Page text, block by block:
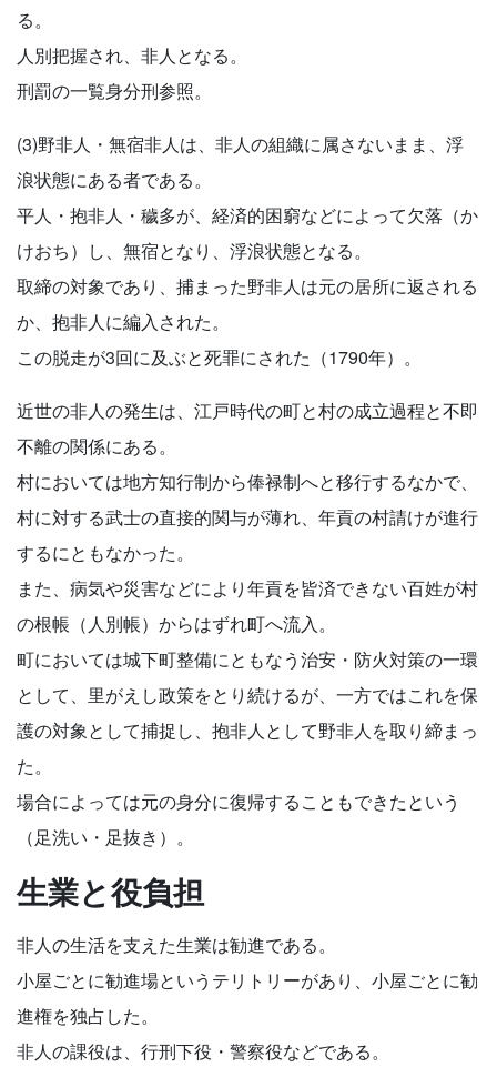
る。
人別把握され、非人となる。
刑罰の一覧身分刑参照。
(3)野非人・無宿非人は、非人の組織に属さないまま、浮
浪状態にある者である。
平人・抱非人・穢多が、経済的困窮などによって欠落（か
けおち）し、無宿となり、浮浪状態となる。
取締の対象であり、捕まった野非人は元の居所に返される
か、抱非人に編入された。
この脱走が3回に及ぶと死罪にされた（1790年）。
近世の非人の発生は、江戸時代の町と村の成立過程と不即
不離の関係にある。
村においては地方知行制から俸禄制へと移行するなかで、
村に対する武士の直接的関与が薄れ、年貢の村請けが進行
するにともなかった。
また、病気や災害などにより年貢を皆済できない百姓が村
の根帳（人別帳）からはずれ町へ流入。
町においては城下町整備にともなう治安・防火対策の一環
として、里がえし政策をとり続けるが、一方ではこれを保
護の対象として捕捉し、抱非人として野非人を取り締まっ
た。
場合によっては元の身分に復帰することもできたという
（足洗い・足抜き）。
生業と役負担
非人の生活を支えた生業は勧進である。
小屋ごとに勧進場というテリトリーがあり、小屋ごとに勧
進権を独占した。
非人の課役は、行刑下役・警察役などである。